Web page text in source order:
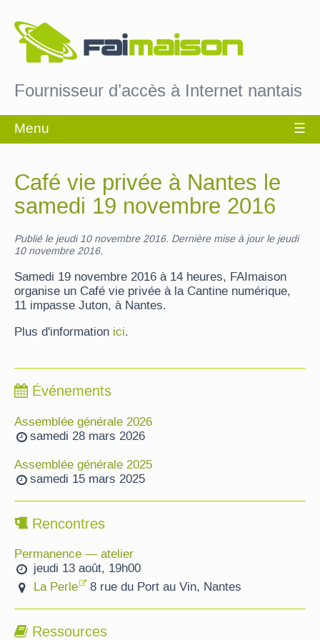
Fournisseur d’accès à Internet nantais
Café vie privée à Nantes le
samedi 19 novembre 2016
Publié le jeudi 10 novembre 2016. Dernière mise à jour le jeudi
10 novembre 2016.
Samedi 19 novembre 2016 à 14 heures, FAImaison
organise un Café vie privée à la Cantine numérique,
11 impasse Juton, à Nantes.
Plus d'information ici.
Événements
Assemblée générale 2026
samedi 28 mars 2026
Assemblée générale 2025
samedi 15 mars 2025
Rencontres
Permanence — atelier
jeudi 13 août, 19h00
La Perle
8 rue du Port au Vin, Nantes
Ressources